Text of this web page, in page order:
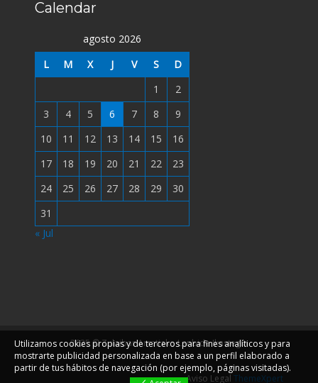
Calendar
agosto 2026
L
M X J V S
D
1
2
3
4 5 6 7 8
9
10
11 12 13 14 15
16
17
18 19 20 21 22
23
24
25 26 27 28 29
30
31
« Jul
2025 © Zulaibar Arratiako Lanbide Ikastegia
Aviso LegalThemeXpert
Utilizamos cookies propias y de terceros para fines analíticos y para
mostrarte publicidad personalizada en base a un perfil elaborado a
partir de tus hábitos de navegación (por ejemplo, páginas visitadas).